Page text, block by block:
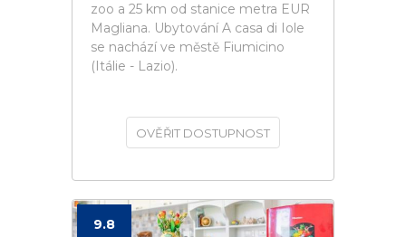
zoo a 25 km od stanice metra EUR
Magliana. Ubytování A casa di Iole
se nachází ve městě Fiumicino
(Itálie - Lazio).
OVĚŘIT DOSTUPNOST
9.8